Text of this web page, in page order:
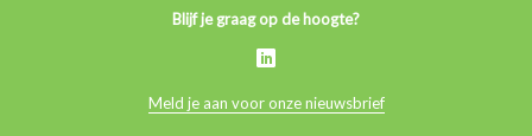
Blijf je graag op de hoogte?
Meld je aan voor onze nieuwsbrief